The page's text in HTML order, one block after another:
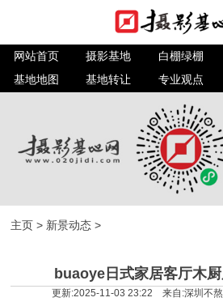
网站首页 摄影基地 白棚绿棚
基地地图
基地转让 专业观点
主页 > 新景动态 >
buaoye日式家居客厅木
更新:2025-11-03 23:22 来自:深圳不